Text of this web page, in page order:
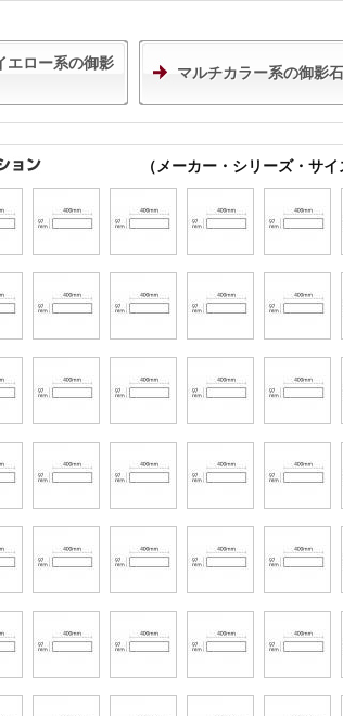
エロー系の御影
マルチカラー系の御影石
（メーカー・シリーズ・サ